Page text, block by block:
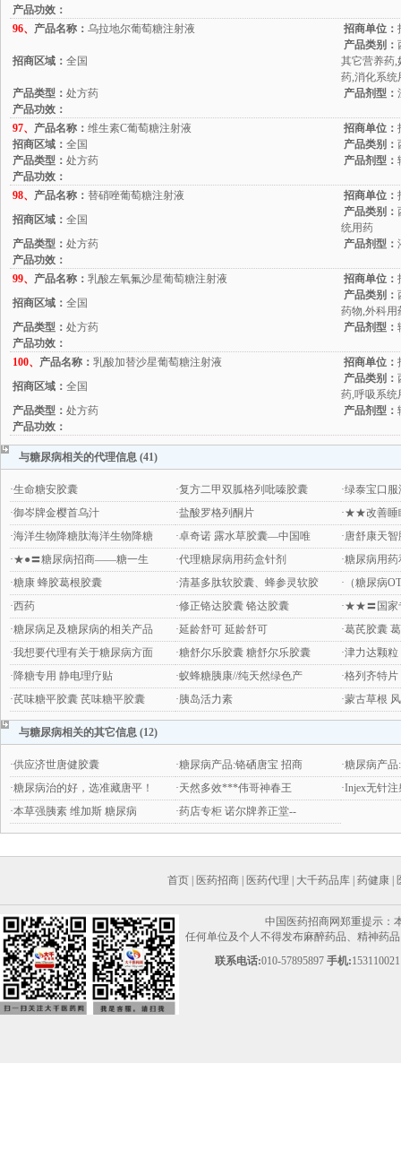
产品功效：
96、 产品名称： 乌拉地尔葡萄糖注射液 招商单位：
招商区域： 全国
产品类别：
其它营养药,
药,消化系统
产品类型： 处方药 产品剂型：
产品功效：
97、 产品名称： 维生素C葡萄糖注射液 招商单位：
招商区域： 全国 产品类别：
产品类型： 处方药 产品剂型：
产品功效：
98、 产品名称： 替硝唑葡萄糖注射液 招商单位：
招商区域： 全国
产品类别：
统用药
产品类型： 处方药 产品剂型：
产品功效：
99、 产品名称： 乳酸左氧氟沙星葡萄糖注射液 招商单位：
招商区域： 全国
产品类别：
药物,外科用
产品类型： 处方药 产品剂型：
产品功效：
100、 产品名称： 乳酸加替沙星葡萄糖注射液 招商单位：
招商区域： 全国
产品类别：
药,呼吸系统
产品类型： 处方药 产品剂型：
产品功效：
与糖尿病相关的代理信息 (41)
·生命糖安胶囊 ·复方二甲双胍格列吡嗪胶囊 ·绿泰宝口
·御岑牌金樱首乌汁 ·盐酸罗格列酮片 ·★★改善睡
·海洋生物降糖肽海洋生物降糖 ·卓奇诺 露水草胶囊—中国唯 ·唐舒康天智
·★●〓糖尿病招商——糖一生 ·代理糖尿病用药盒针剂 ·糖尿病用药
·糖康 蜂胶葛根胶囊 ·清基多肽软胶囊、蜂参灵软胶 · （糖尿病
·西药 ·修正铬达胶囊 铬达胶囊 ·★★〓国家
·糖尿病足及糖尿病的相关产品 ·延龄舒可 延龄舒可 ·葛芪胶囊
·我想要代理有关于糖尿病方面 ·糖舒尔乐胶囊 糖舒尔乐胶囊 ·津力达颗粒
·降糖专用 静电理疗贴 ·蚁蜂糖胰康//纯天然绿色产 ·格列齐特片
·芪味糖平胶囊 芪味糖平胶囊 · 胰岛活力素 ·蒙古草根
与糖尿病相关的其它信息 (12)
·供应济世唐健胶囊 ·糖尿病产品:铬硒唐宝 招商 ·糖尿病产品
·糖尿病治的好，选准藏唐平！ ·天然多效***伟哥神春王 ·Injex无针
·本草强胰素 维加斯 糖尿病 ·药店专柜 诺尔牌养正堂--
首页| 医药招商| 医药代理 大千药品库| 药健康|
中国医药招商网郑重提示：
任何单位及个人不得发布麻醉药品、精神药
联系电话:010-57895897 手机: